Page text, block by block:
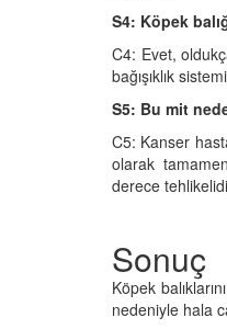
S4: Köpek
C4: Evet,
bağışıklık
S5: Bu mit
C5: Kanser
olarak
derece
Sonuç
Köpek
nedeniyle hala